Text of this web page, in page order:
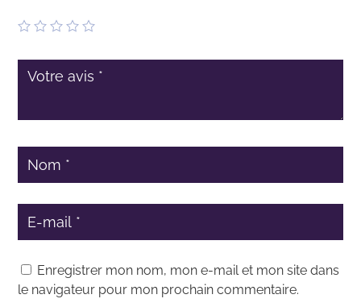
Enregistrer mon nom, mon e-mail et mon site dans
le navigateur pour mon prochain commentaire.